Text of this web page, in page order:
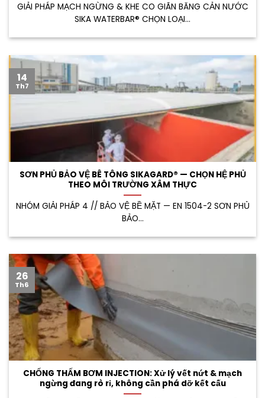
GIẢI PHÁP MẠCH NGỪNG & KHE CO GIÃN BĂNG CẢN NƯỚC
SIKA WATERBAR® CHỌN LOẠI...
SƠN PHỦ BẢO VỆ BÊ TÔNG SIKAGARD® — CHỌN HỆ PHỦ
THEO MÔI TRƯỜNG XÂM THỰC
NHÓM GIẢI PHÁP 4 // BẢO VỆ BỀ MẶT — EN 1504-2 SƠN PHỦ
BẢO...
14
Th7
CHỐNG THẤM BƠM INJECTION: Xử lý vết nứt & mạch
ngừng đang rò rỉ, không cần phá dỡ kết cấu
26
Th6